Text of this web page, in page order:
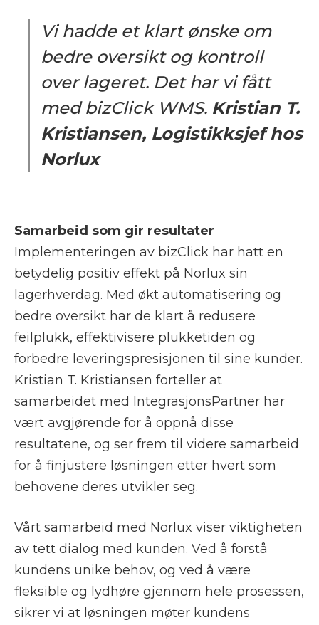
Vi hadde et klart ønske om
bedre oversikt og kontroll
over lageret. Det har vi fått
med bizClick WMS. Kristian T.
Kristiansen, Logistikksjef hos
Norlux
Samarbeid som gir resultater
Implementeringen av bizClick har hatt en
betydelig positiv effekt på Norlux sin
lagerhverdag. Med økt automatisering og
bedre oversikt har de klart å redusere
feilplukk, effektivisere plukketiden og
forbedre leveringspresisjonen til sine kunder.
Kristian T. Kristiansen forteller at
samarbeidet med IntegrasjonsPartner har
vært avgjørende for å oppnå disse
resultatene, og ser frem til videre samarbeid
for å finjustere løsningen etter hvert som
behovene deres utvikler seg.
Vårt samarbeid med Norlux viser viktigheten
av tett dialog med kunden. Ved å forstå
kundens unike behov, og ved å være
fleksible og lydhøre gjennom hele prosessen,
sikrer vi at løsningen møter kundens